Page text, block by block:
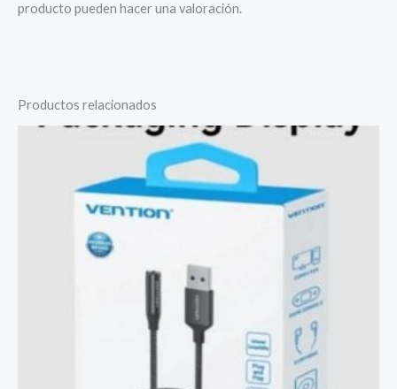
producto pueden hacer una valoración.
Productos relacionados